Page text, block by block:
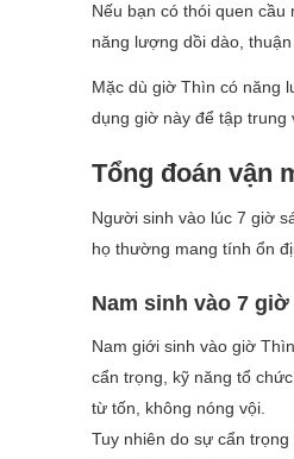
Nếu bạn có thói quen
năng lượng dồi dào,
Mặc dù giờ Thìn có năng
dụng giờ này để tập trung
Tổng đoán vận
Người sinh vào lúc 7 giờ
họ thường mang tính ổn
Nam sinh vào 7
Nam giới sinh vào giờ
cẩn trọng, kỹ năng tổ
từ tốn, không nóng vội.
Tuy nhiên do sự cẩn